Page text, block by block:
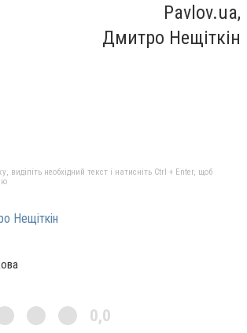
Pavlov.ua,
Дмитро Нещіткін
необхідний текст і натисніть Ctrl + Enter, щоб
Нещіткін
0,0